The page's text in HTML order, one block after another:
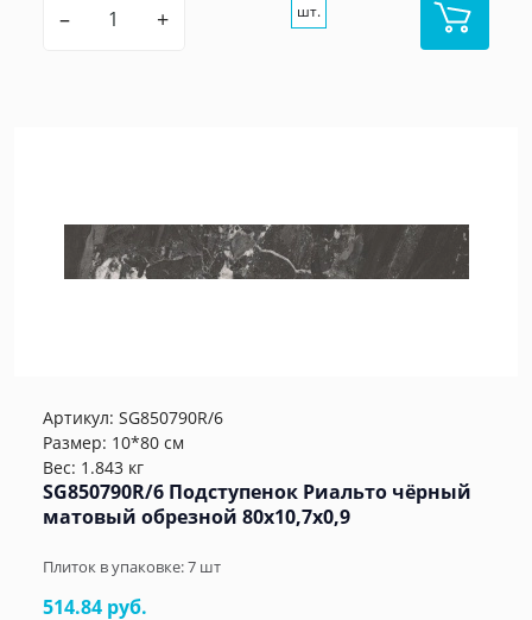
– + шт.
Артикул: SG850790R/6
Размер: 10*80 см
Вес: 1.843 кг
SG850790R/6 Подступенок Риальто чёрный
матовый обрезной 80x10,7x0,9
Плиток в упаковке:7 шт
514.84 руб.